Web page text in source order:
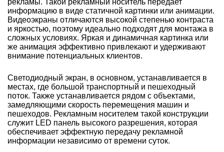
информацию в виде статичной картинки или анимации.
Видеоэкраны отличаются высокой степенью контраста
и яркостью, поэтому идеально подходят для монтажа в
сложных условиях. Яркая и динамичная картинка или
же анимация эффективно привлекают и удерживают
внимание потенциальных клиентов.
Светодиодный экран, в основном, устанавливается в
местах, где большой транспортный и пешеходный
поток. Также устанавливается рядом с объектами,
замедляющими скорость перемещения машин и
пешеходов. Рекламным носителем такой конструкции
служит LED панель высокого разрешения, которая
обеспечивает эффектную передачу рекламной
информации независимо от времени суток.